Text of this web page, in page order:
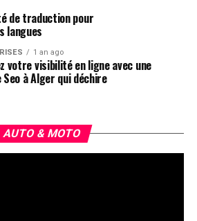
de traduction pour
langues
1 an ago
votre visibilité en ligne avec une
Seo à Alger qui déchire
AUTO & MOTO